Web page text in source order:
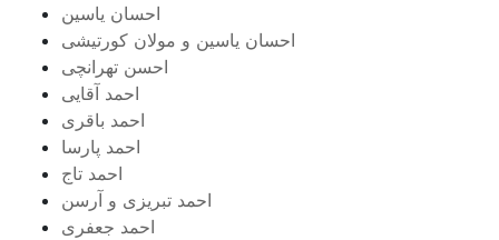
احسان یاسین
احسان یاسین و مولان کورتیشی
احسن تهرانچی
احمد آقایی
احمد باقری
احمد پارسا
احمد تاج
احمد تبریزی و آرسن
احمد جعفری